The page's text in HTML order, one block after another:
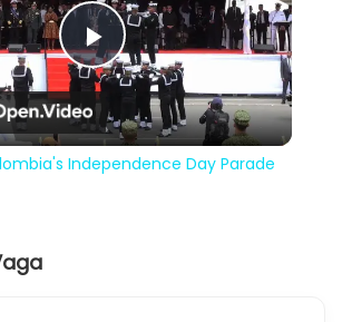
Play
Video
Independence Day Parade